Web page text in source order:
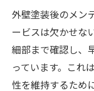
外壁塗装後のメン
ービスは欠かせな
細部まで確認し、
っています。これ
性を維持するため